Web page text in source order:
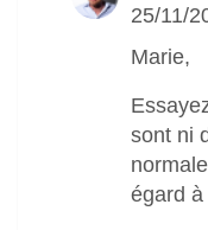
25/11/
Marie,
sont ni
égard